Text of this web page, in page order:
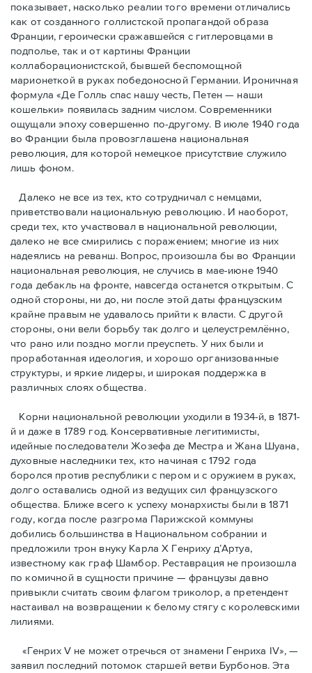
показывает, насколько реалии того времени отличались
как от созданного голлистской пропагандой образа
Франции, героически сражавшейся с гитлеровцами в
подполье, так и от картины Франции
коллаборационистской, бывшей беспомощной
марионеткой в руках победоносной Германии. Ироничная
формула «Де Голль спас нашу честь, Петен — наши
кошельки» появилась задним числом. Современники
ощущали эпоху совершенно по-другому. В июле 1940 года
во Франции была провозглашена национальная
революция, для которой немецкое присутствие служило
лишь фоном.
Далеко не все из тех, кто сотрудничал с немцами,
приветствовали национальную революцию. И наоборот,
среди тех, кто участвовал в национальной революции,
далеко не все смирились с поражением; многие из них
надеялись на реванш. Вопрос, произошла бы во Франции
национальная революция, не случись в мае-июне 1940
года дебакль на фронте, навсегда останется открытым. С
одной стороны, ни до, ни после этой даты французским
крайне правым не удавалось прийти к власти. С другой
стороны, они вели борьбу так долго и целеустремлённо,
что рано или поздно могли преуспеть. У них были и
проработанная идеология, и хорошо организованные
структуры, и яркие лидеры, и широкая поддержка в
различных слоях общества.
Корни национальной революции уходили в 1934-й, в 1871-
й и даже в 1789 год. Консервативные легитимисты,
идейные последователи Жозефа де Местра и Жана Шуана,
духовные наследники тех, кто начиная с 1792 года
боролся против республики с пером и с оружием в руках,
долго оставались одной из ведущих сил французского
общества. Ближе всего к успеху монархисты были в 1871
году, когда после разгрома Парижской коммуны
добились большинства в Национальном собрании и
предложили трон внуку Карла Х Генриху д’Артуа,
известному как граф Шамбор. Реставрация не произошла
по комичной в сущности причине — французы давно
привыкли считать своим флагoм триколор, а претендент
настаивал на возвращении к белому стягу с королевскими
лилиями.
«Генрих V не может отречься от знамени Генриха IV», —
заявил последний потомок старшей ветви Бурбонов. Эта